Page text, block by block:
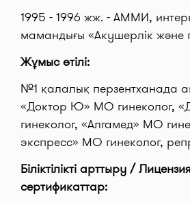
1995 - 1996 жж. - АММИ,
мамандығы «Акушерлік және
Жұмыс өтілі:
№1 қалалық перзентханада
«Доктор Ю» МО гинеколог,
гинеколог, «Алгамед» МО
экспресс» МО гинеколог,
Біліктілікті арттыру /
сертификаттар: